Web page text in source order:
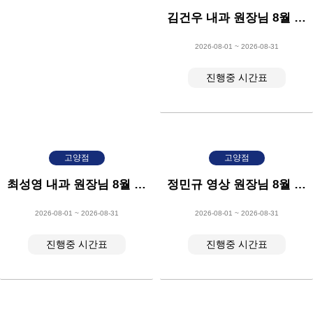
김건우 내과 원장님 8월 시간표
2026-08-01 ~ 2026-08-31
진행중 시간표
고양점
최성영 내과 원장님 8월 시간표
2026-08-01 ~ 2026-08-31
진행중 시간표
고양점
정민규 영상 원장님 8월 시간표
2026-08-01 ~ 2026-08-31
진행중 시간표